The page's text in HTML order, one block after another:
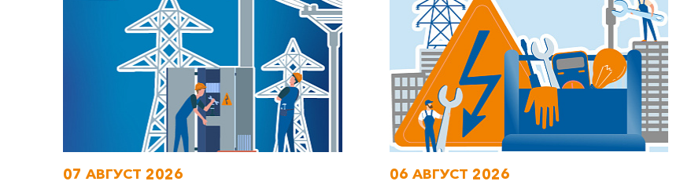
Заказать обратный звонок
07 АВГУСТ 2026 06 АВГУСТ 2026